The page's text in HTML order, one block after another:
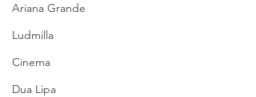
Ariana Grande
Ludmilla
Cinema
Dua Lipa